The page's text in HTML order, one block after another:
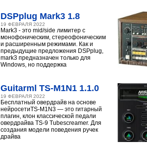
DSPplug Mark3 1.8
19 ФЕВРАЛЯ 2022
Mark3 - это mid/side лимитер с
монофоническим, стереофоническим
и расширенным режимами. Как и
предыдущие предложения DSPplug,
mark3 предназначен только для
Windows, но поддержка
Guitarml TS-M1N1 1.1.0
19 ФЕВРАЛЯ 2022
Бесплатный овердрайв на основе
нейросетиTS-M1N3 — это гитарный
плагин, клон классической педали
овердрайва TS-9 Tubescreamer. Для
создания модели поведения ручек
драйва